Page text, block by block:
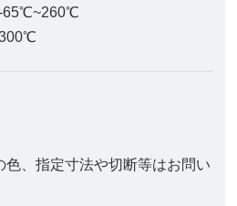
-65℃~260℃
色、指定寸法や切断等はお問い